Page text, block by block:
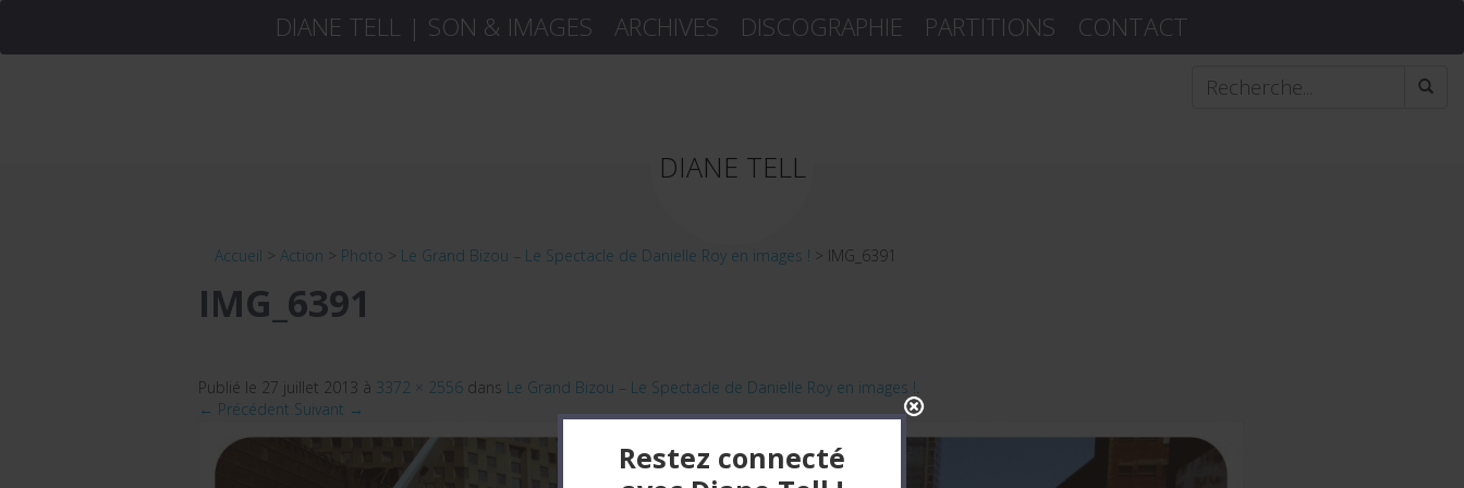
DIANE TELL | SON & IMAGES ARCHIVES DISCOGRAPHIE PARTITIONS CONTACT
DIANE TELL
Accueil > Action > Photo > Le Grand Bizou – Le Spectacle de Danielle Roy en images ! > IMG_6391
IMG_6391
Publié le 27 juillet 2013 à 3372 × 2556 dans Le Grand Bizou – Le Spectacle de Danielle Roy en images !.
← Précédent Suivant →
Restez connecté